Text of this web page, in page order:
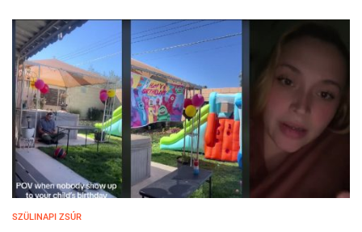
SZÜLINAPI ZSÚR